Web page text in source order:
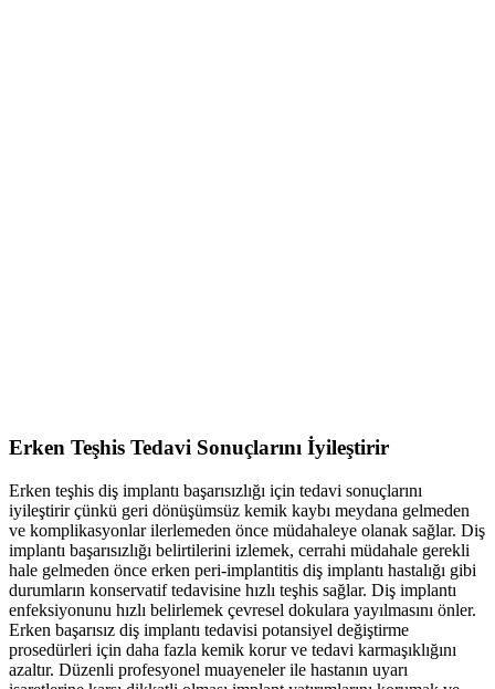
Erken Teşhis Tedavi Sonuçlarını İyileştirir
Erken teşhis diş implantı başarısızlığı için tedavi sonuçlarını
iyileştirir çünkü geri dönüşümsüz kemik kaybı meydana gelmeden
ve komplikasyonlar ilerlemeden önce müdahaleye olanak sağlar. Diş
implantı başarısızlığı belirtilerini izlemek, cerrahi müdahale gerekli
hale gelmeden önce erken peri-implantitis diş implantı hastalığı gibi
durumların konservatif tedavisine hızlı teşhis sağlar. Diş implantı
enfeksiyonunu hızlı belirlemek çevresel dokulara yayılmasını önler.
Erken başarısız diş implantı tedavisi potansiyel değiştirme
prosedürleri için daha fazla kemik korur ve tedavi karmaşıklığını
azaltır. Düzenli profesyonel muayeneler ile hastanın uyarı